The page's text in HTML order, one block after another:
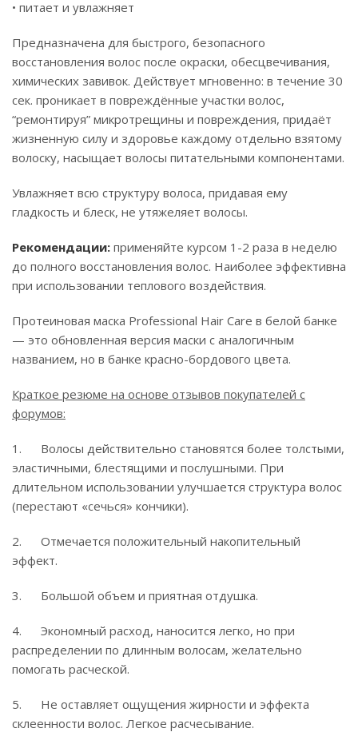
• питает и увлажняет
Предназначена для быстрого, безопасного
восстановления волос после окраски, обесцвечивания,
химических завивок. Действует мгновенно: в течение 30
сек. проникает в повреждённые участки волос,
“ремонтируя” микротрещины и повреждения, придаёт
жизненную силу и здоровье каждому отдельно взятому
волоску, насыщает волосы питательными компонентами.
Увлажняет всю структуру волоса, придавая ему
гладкость и блеск, не утяжеляет волосы.
Рекомендации: применяйте курсом 1-2 раза в неделю
до полного восстановления волос. Наиболее эффективна
при использовании теплового воздействия.
Протеиновая маска Professional Hair Care в белой банке
— это обновленная версия маски с аналогичным
названием, но в банке красно-бордового цвета.
Краткое резюме на основе отзывов покупателей с
форумов:
1. Волосы действительно становятся более толстыми,
эластичными, блестящими и послушными. При
длительном использовании улучшается структура волос
(перестают «сечься» кончики).
2. Отмечается положительный накопительный
эффект.
3. Большой объем и приятная отдушка.
4. Экономный расход, наносится легко, но при
распределении по длинным волосам, желательно
помогать расческой.
5. Не оставляет ощущения жирности и эффекта
склеенности волос. Легкое расчесывание.